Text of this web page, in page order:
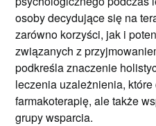
osoby decydujące się na
zarówno korzyści, jak i
związanych z
podkreśla znaczenie
leczenia uzależnienia,
farmakoterapię, ale także
grupy wsparcia.